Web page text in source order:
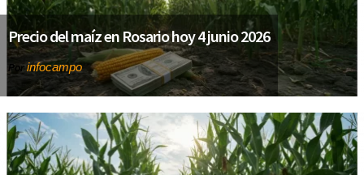
Precio del maíz en Rosario hoy 4 junio 2026
Porinfocampo